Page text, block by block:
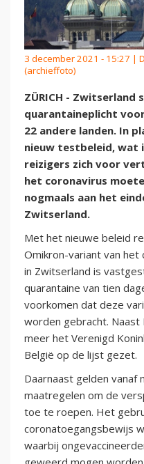
3 december 2021 - 15:27 |
(archieffoto)
ZÜRICH -
quarantaineplicht
22 andere landen. In
nieuw testbeleid, wat
reizigers zich voor
het coronavirus
nogmaals aan het
Zwitserland.
Met het nieuwe beleid
Omikron-variant van het
in Zwitserland is
quarantaine van tien
voorkomen dat deze
worden gebracht.
meer het Verenigd
België op de lijst gezet.
Daarnaast gelden vanaf
maatregelen om de
toe te roepen. Het
coronatoegangsbewijs
waarbij